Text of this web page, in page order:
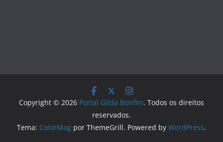
Copyright © 2026 Portal Gilda Bonfim. Todos os direitos
reservados.
Tema: ColorMag por ThemeGrill. Powered by WordPress.